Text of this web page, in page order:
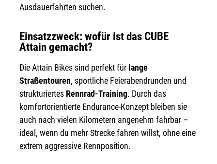
Ausdauerfahrten suchen.
Einsatzzweck: wofür ist das CUBE
Attain gemacht?
Die Attain Bikes sind perfekt für lange
Straßentouren, sportliche Feierabendrunden und
strukturiertes Rennrad-Training. Durch das
komfortorientierte Endurance-Konzept bleiben sie
auch nach vielen Kilometern angenehm fahrbar –
ideal, wenn du mehr Strecke fahren willst, ohne eine
extrem aggressive Rennposition.